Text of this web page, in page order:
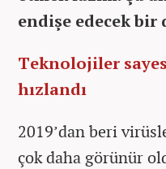
endişe edecek bir
Teknolojiler
hızlandı
2019’dan beri
çok daha görünür